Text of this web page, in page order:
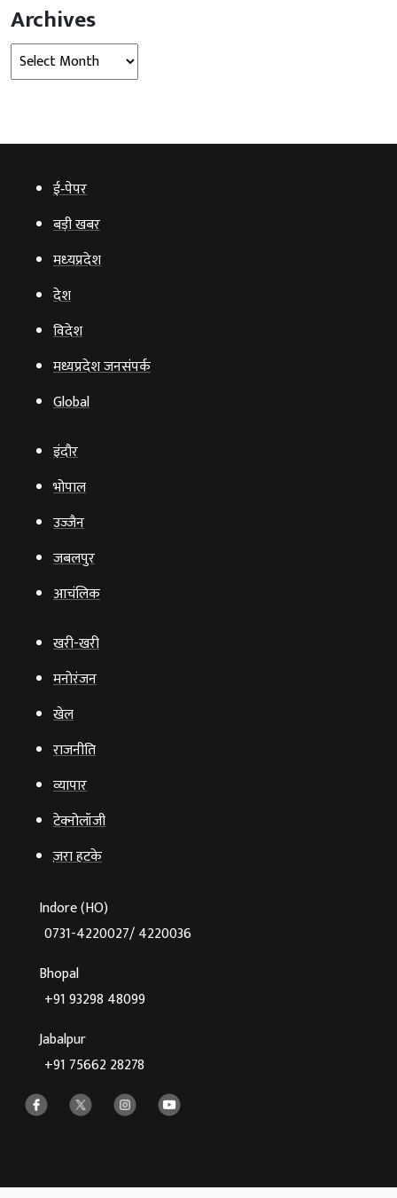
Archives
Archives
ई‑पेपर
बड़ी खबर
मध्‍यप्रदेश
देश
विदेश
मध्यप्रदेश जनसंपर्क
Global
इंदौर
भोपाल
उज्‍जैन
जबलपुर
आचंलिक
खरी-खरी
मनोरंजन
खेल
राजनीति
व्‍यापार
टेक्‍नोलॉजी
ज़रा हटके
Indore (HO)
0731-4220027/ 4220036
Bhopal
+91 93298 48099
Jabalpur
+91 75662 28278